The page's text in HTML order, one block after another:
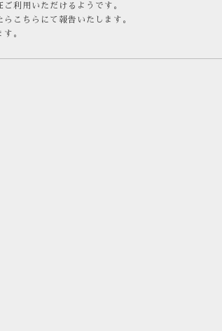
ご利用いただけるようです。
らこちらにて報告いたします。
。